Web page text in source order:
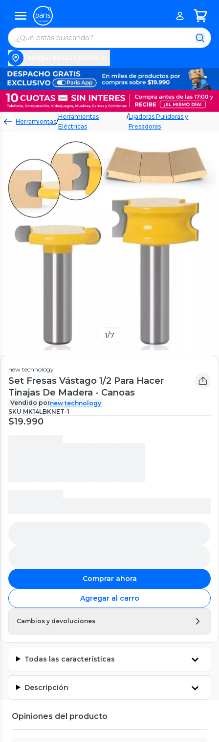
Herramientas/
Herramientas
Eléctricas
/Lijadoras Pulidoras y
Fresadoras
1/7
new technology
Set Fresas Vástago 1/2 Para Hacer
Tinajas De Madera - Canoas
Vendido pornew technology
SKU MK14LBKNET-1
$19.990
Comprar ahora
Agregar al carro
Cambios y devoluciones
Todas las características
Descripción
Opiniones del producto